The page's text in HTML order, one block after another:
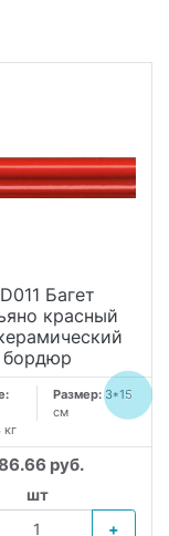
Багет
красный
бордюр
Размер:3*15
см
кг
руб.
шт
+